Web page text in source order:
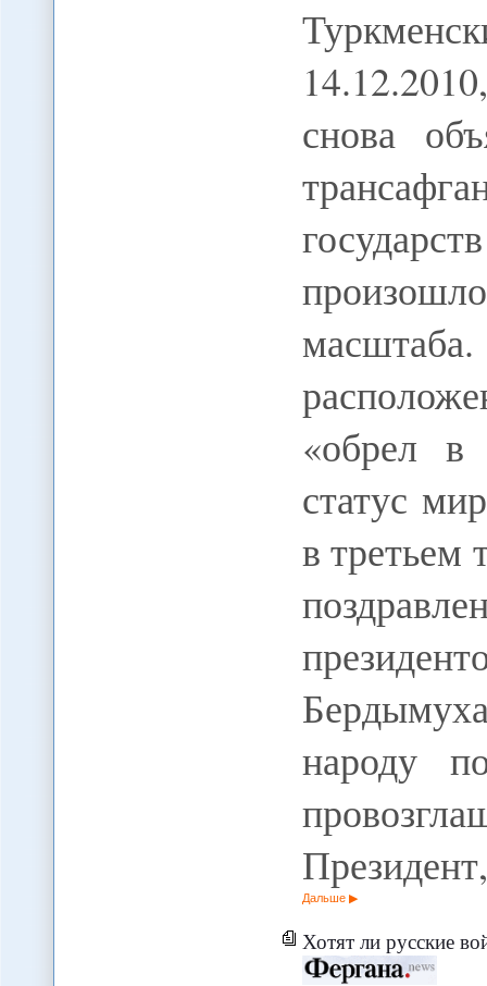
снова
«обрел в
статус
в третьем
народу
Дальше
Хотят ли русские